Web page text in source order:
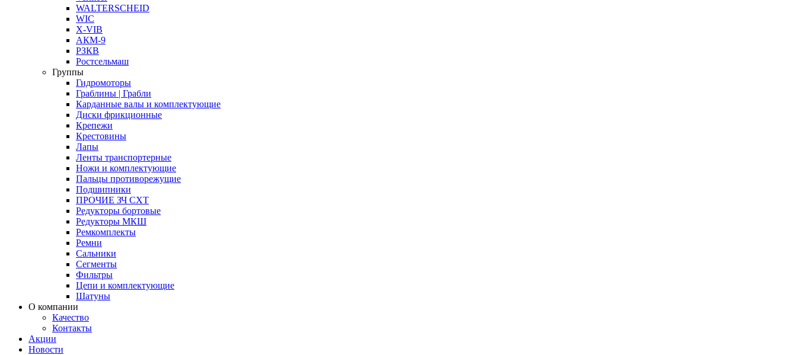
WALTERSCHEID
WIC
X-VIB
АКМ-9
РЗКВ
Ростсельмаш
Группы
Гидромоторы
Граблины | Грабли
Карданные валы и комплектующие
Диски фрикционные
Крепежи
Крестовины
Лапы
Ленты транспортерные
Ножи и комплектующие
Пальцы противорежущие
Подшипники
ПРОЧИЕ ЗЧ СХТ
Редукторы бортовые
Редукторы МКШ
Ремкомплекты
Ремни
Сальники
Сегменты
Фильтры
Цепи и комплектующие
Шатуны
О компании
Качество
Контакты
Акции
Новости